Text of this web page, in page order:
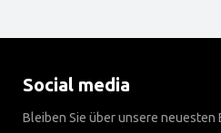
Social media
Bleiben Sie über unsere neuesten